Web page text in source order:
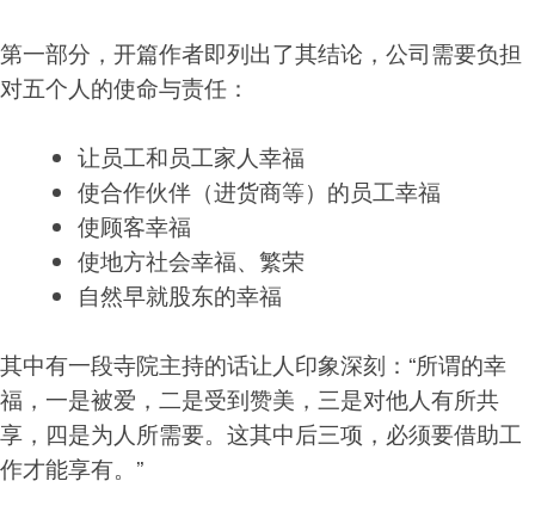
第一部分，开篇作者即列出了其结论，公司需要负担
对五个人的使命与责任：
让员工和员工家人幸福
使合作伙伴（进货商等）的员工幸福
使顾客幸福
使地方社会幸福、繁荣
自然早就股东的幸福
其中有一段寺院主持的话让人印象深刻：“所谓的幸
福，一是被爱，二是受到赞美，三是对他人有所共
享，四是为人所需要。这其中后三项，必须要借助工
作才能享有。”